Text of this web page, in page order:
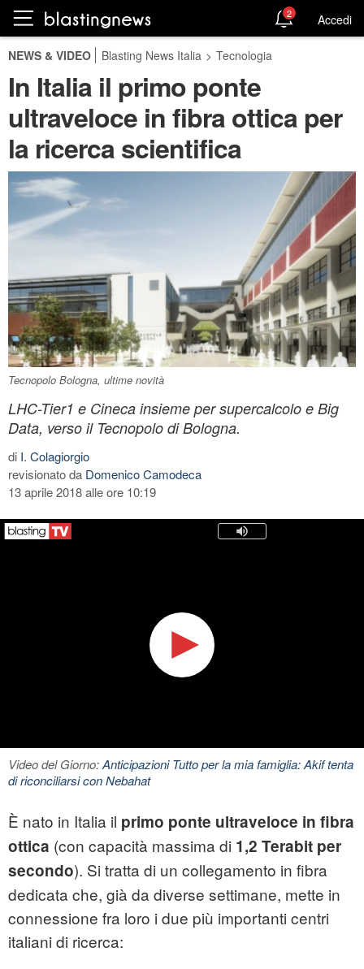
2 Accedi
NEWS & VIDEO Blasting News Italia > Tecnologia
In Italia il primo ponte
ultraveloce in fibra ottica per
la ricerca scientifica
Tecnopolo Bologna, ultime novità
LHC-Tier1 e Cineca insieme per supercalcolo e Big
Data, verso il Tecnopolo di Bologna.
di I. Colagiorgio
revisionato da Domenico Camodeca
13 aprile 2018 alle ore 10:19
Video del Giorno:Anticipazioni Tutto per la mia famiglia: Akif tenta
di riconciliarsi con Nebahat
È nato in Italia il primo ponte ultraveloce in fibra
ottica (con capacità massima di 1,2 Terabit per
secondo). Si tratta di un collegamento in fibra
dedicata che, già da diverse settimane, mette in
connessione fra loro i due più importanti centri
italiani di ricerca: